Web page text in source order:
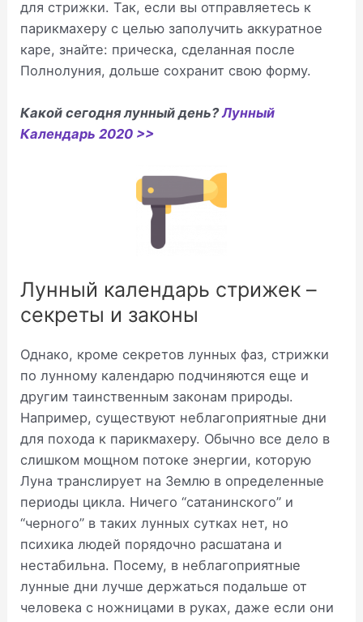
для стрижки. Так, если вы отправляетесь к
парикмахеру с целью заполучить аккуратное
каре, знайте: прическа, сделанная после
Полнолуния, дольше сохранит свою форму.
Какой сегодня лунный день?Лунный
Календарь 2020 >>
Лунный календарь стрижек –
секреты и законы
Однако, кроме секретов лунных фаз, стрижки
по лунному календарю подчиняются еще и
другим таинственным законам природы.
Например, существуют неблагоприятные дни
для похода к парикмахеру. Обычно все дело в
слишком мощном потоке энергии, которую
Луна транслирует на Землю в определенные
периоды цикла. Ничего “сатанинского” и
“черного” в таких лунных сутках нет, но
психика людей порядочно расшатана и
нестабильна. Посему, в неблагоприятные
лунные дни лучше держаться подальше от
человека с ножницами в руках, даже если они